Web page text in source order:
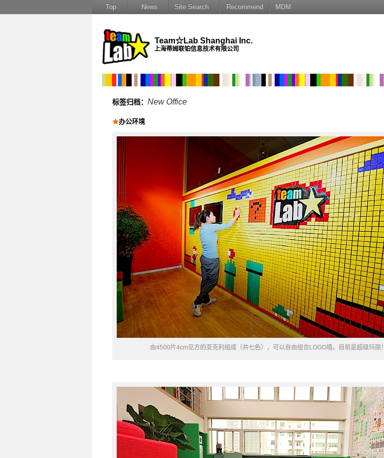
Top News Site Search Recommend MDM
Team☆Lab Shanghai Inc.
上海蒂姆联铂信息技术有限公司
标签归档： New Office
★办公环境
由4500片4cm见方的亚克利组成（共七色），可以自由组合LOGO墙。目前是超级玛丽！